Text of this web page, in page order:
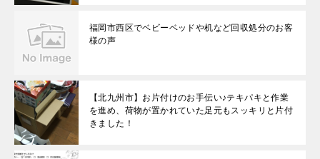
福岡市西区でベビーベッドや机など回収処分のお客
様の声
【北九州市】お片付けのお手伝い♪テキパキと作業
を進め、荷物が置かれていた足元もスッキリと片付
きました！